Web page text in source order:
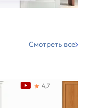
Смотреть все
4,7